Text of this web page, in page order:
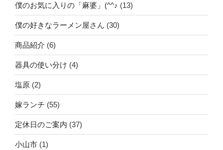
僕のお気に入りの「麻婆」(^^♪ (13)
僕の好きなラーメン屋さん (30)
商品紹介 (6)
器具の使い分け (4)
塩原 (2)
嫁ランチ (55)
定休日のご案内 (37)
小山市 (1)